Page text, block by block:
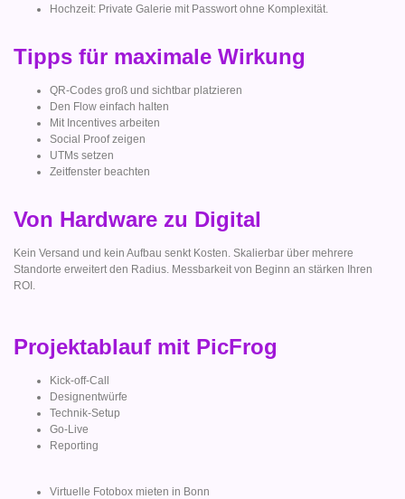
Hochzeit: Private Galerie mit Passwort ohne Komplexität.
Tipps für maximale Wirkung
QR-Codes groß und sichtbar platzieren
Den Flow einfach halten
Mit Incentives arbeiten
Social Proof zeigen
UTMs setzen
Zeitfenster beachten
Von Hardware zu Digital
Kein Versand und kein Aufbau senkt Kosten. Skalierbar über mehrere
Standorte erweitert den Radius. Messbarkeit von Beginn an stärken Ihren
ROI.
Projektablauf mit PicFrog
Kick-off-Call
Designentwürfe
Technik-Setup
Go-Live
Reporting
Virtuelle Fotobox mieten in Bonn